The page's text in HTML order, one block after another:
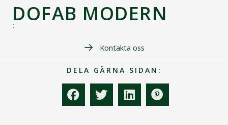
DOFAB MODERN
:
Kontakta oss
DELA GÄRNA SIDAN: